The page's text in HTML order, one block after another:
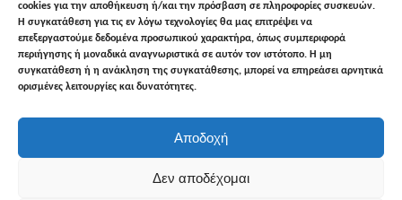
cookies για την αποθήκευση ή/και την πρόσβαση σε πληροφορίες συσκευών.
Η συγκατάθεση για τις εν λόγω τεχνολογίες θα μας επιτρέψει να
επεξεργαστούμε δεδομένα προσωπικού χαρακτήρα, όπως συμπεριφορά
περιήγησης ή μοναδικά αναγνωριστικά σε αυτόν τον ιστότοπο. Η μη
συγκατάθεση ή η ανάκληση της συγκατάθεσης, μπορεί να επηρεάσει αρνητικά
ορισμένες λειτουργίες και δυνατότητες.
Αποδοχή
Δεν αποδέχομαι
σπυροπουλος(7) υγεια(148)
Copyright © 2026Φωνή της Βισαλτίας